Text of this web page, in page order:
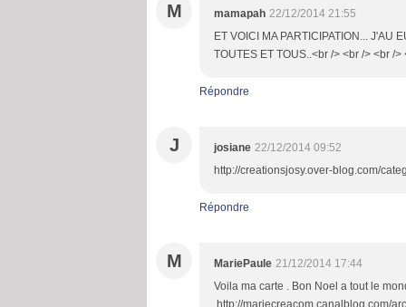
M mamapah 22/12/2014 21:55
ET VOICI MA PARTICIPATION... J'AU
TOUTES ET TOUS..<br /> <br /> <br /
Répondre
J josiane 22/12/2014 09:52
http://creationsjosy.over-blog.com/
Répondre
M MariePaule 21/12/2014 17:44
Voila ma carte . Bon Noel a tout le
.http://mariecreacom.canalblog.com/